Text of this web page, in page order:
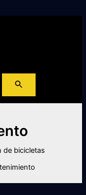
de bicicletas